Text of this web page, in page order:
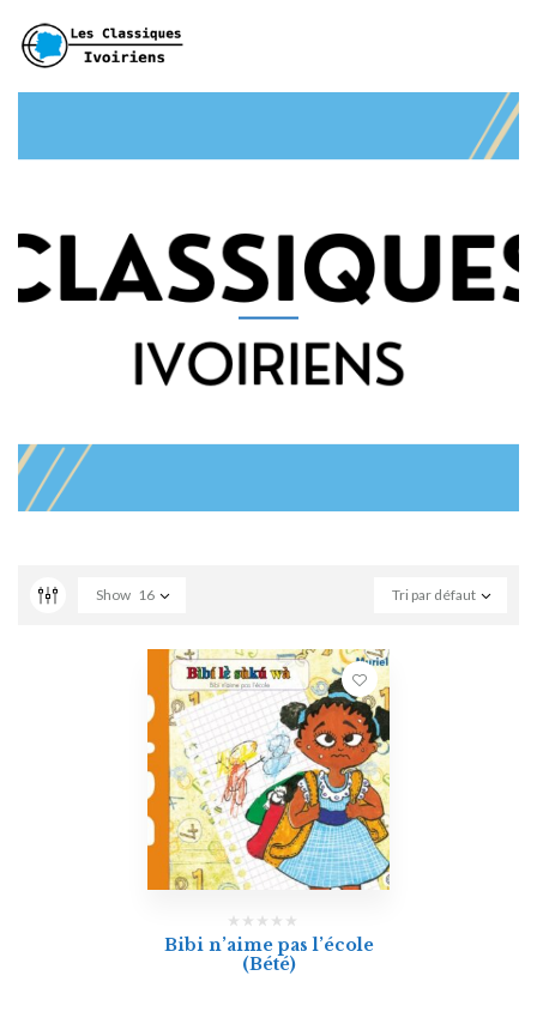
Tri par défaut
Show 16
Bibi n’aime pas l’école
(Bété)